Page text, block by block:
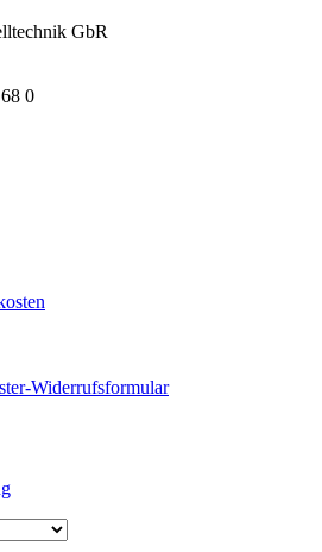
GbR
0
Widerrufsformular